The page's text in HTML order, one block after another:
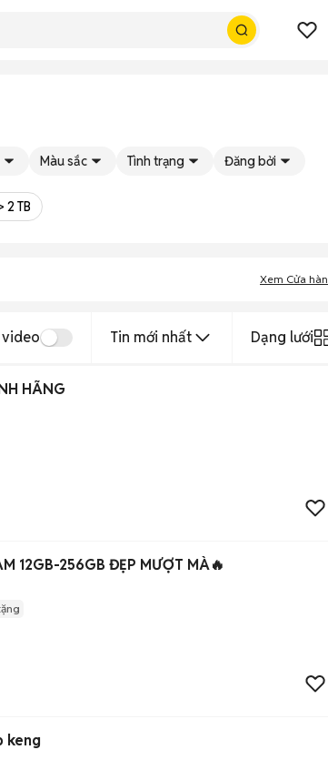
Màu sắc Tình trạng Đăng bởi
2 TB
Xem Cửa
Tin mới nhất Dạng lưới
HÃNG
12GB-256GB ĐẸP MƯỢT MÀ🔥
Đẹp keng